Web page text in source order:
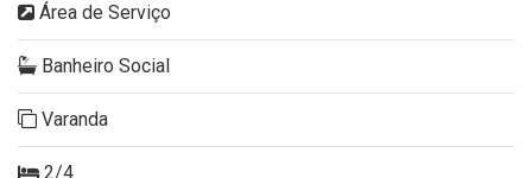
Área de Serviço
Banheiro Social
Varanda
2/4